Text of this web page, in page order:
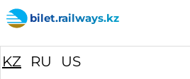
bilet.railways.kz
KZ RU US